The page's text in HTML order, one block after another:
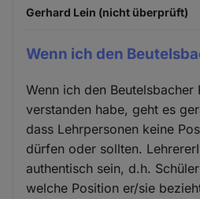
Gerhard Lein (nicht überprüft)
Wenn ich den
Wenn ich den Beutelsbacher
verstanden habe, geht es
dass Lehrpersonen keine
dürfen oder sollten.
authentisch sein, d.h.
welche Position er/sie